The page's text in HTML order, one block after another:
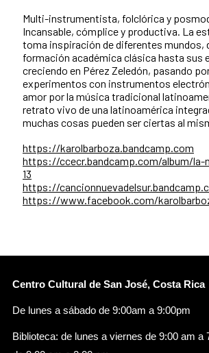
Multi-instrumentista, folclórica y
Incansable, cómplice y productiva. La
toma inspiración de diferentes mundos,
formación académica clásica hasta sus
creciendo en Pérez Zeledón, pasando
experimentos con instrumentos
amor por la música tradicional
retrato vivo de una latinoamérica
muchas cosas pueden ser ciertas al
https://karolbarboza.bandcamp.com
https://ccecr.bandcamp.com/album/la-
13
https://
https://www.facebook.com/
Centro Cultural de San José, Costa Rica
De lunes a sábado de 9:00am a 9:00pm
Biblioteca: de lunes a viernes de 9:00 am a